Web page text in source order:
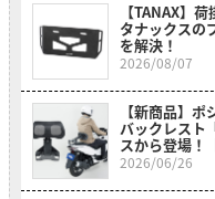
【TANAX】
タナックスの
を解決！
2026/08/07
【新商品】
バックレスト
スから登場！
2026/06/26